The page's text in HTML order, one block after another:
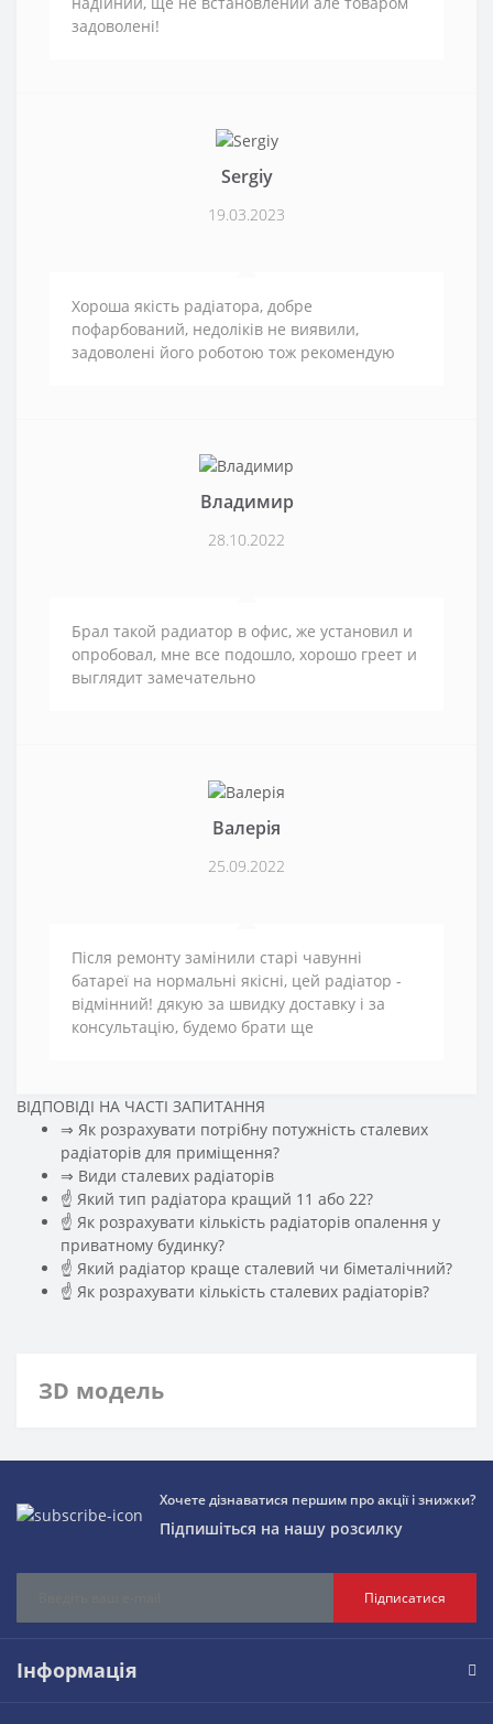
задоволені!
Sergiy
19.03.2023
Хороша якість радіатора, добре
пофарбований, недоліків не виявили,
задоволені його роботою тож рекомендую
Владимир
28.10.2022
Брал такой радиатор в офис, же установил и
опробовал, мне все подошло, хорошо греет и
выглядит замечательно
Валерія
25.09.2022
Після ремонту замінили старі чавунні
батареї на нормальні якісні, цей радіатор -
відмінний! дякую за швидку доставку і за
консультацію, будемо брати ще
ВІДПОВІДІ НА ЧАСТІ ЗАПИТАННЯ
⇒ Як розрахувати потрібну потужність сталевих
радіаторів для приміщення?
️⇒ Види сталевих радіаторів
☝ Який тип радіатора кращий 11 або 22?
☝ Як розрахувати кількість радіаторів опалення у
приватному будинку?
☝ Який радіатор краще сталевий чи біметалічний?
☝ Як розрахувати кількість сталевих радіаторів?
ЗD модель
Хочете дізнаватися першим про акції і знижки?
Підпишіться на нашу розсилку
Підписатися
Інформація